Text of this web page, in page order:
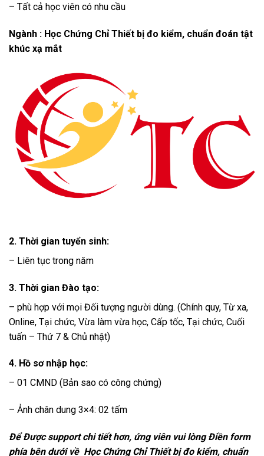
– Tất cả học viên có nhu cầu
Ngành : Học Chứng Chỉ Thiết bị đo kiểm, chuẩn đoán tật
khúc xạ mắt
2. Thời gian tuyển sinh:
– Liên tục trong năm
3. Thời gian Đào tạo:
– phù hợp với mọi Đối tượng người dùng. (Chính quy, Từ xa,
Online, Tại chức, Vừa làm vừa học, Cấp tốc, Tại chức, Cuối
tuấn – Thứ 7 & Chủ nhật)
4. Hồ sơ nhập học:
– 01 CMND (Bản sao có công chứng)
– Ảnh chân dung 3×4: 02 tấm
Để Được support chi tiết hơn, ứng viên vui lòng Điền form
phía bên dưới về Học Chứng Chỉ Thiết bị đo kiểm, chuẩn